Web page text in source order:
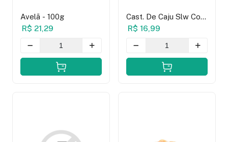
Avelã - 100g
R$ 21,29
Cast. De Caju Slw Com
Sal - 100g
R$ 16,99